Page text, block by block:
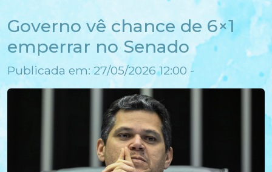
Governo vê chance de 6×1
emperrar no Senado
Publicada em: 27/05/2026 12:00 -